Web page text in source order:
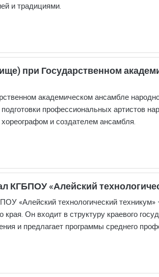
и традициями.
при Государственном
академическом ансамбле
профессиональных артистов
и создателем ансамбля.
КГБПОУ «Алейский
«Алейский технологический
Он входит в структуру краевого
и предлагает программы среднего